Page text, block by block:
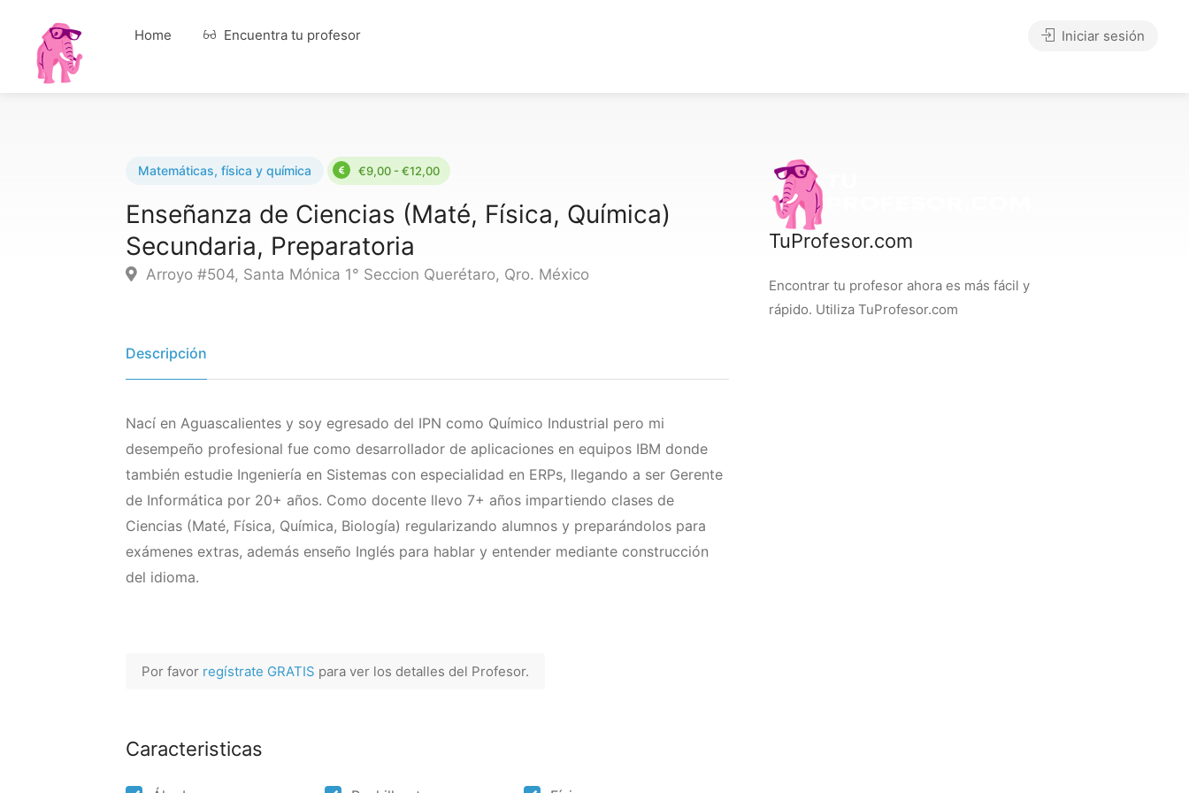
Home Encuentra tu profesor Iniciar sesión
Matemáticas, física y química €9,00 - €12,00
Enseñanza de Ciencias (Maté, Física, Química)
Secundaria, Preparatoria
Arroyo #504, Santa Mónica 1° Seccion Querétaro, Qro. México
Descripción
Nací en Aguascalientes y soy egresado del IPN como Químico Industrial pero mi
desempeño profesional fue como desarrollador de aplicaciones en equipos IBM donde
también estudie Ingeniería en Sistemas con especialidad en ERPs, llegando a ser Gerente
de Informática por 20+ años. Como docente llevo 7+ años impartiendo clases de
Ciencias (Maté, Física, Química, Biología) regularizando alumnos y preparándolos para
exámenes extras, además enseño Inglés para hablar y entender mediante construcción
del idioma.
Por favor regístrate GRATIS para ver los detalles del Profesor.
Caracteristicas
TuProfesor.com
Encontrar tu profesor ahora es más fácil y
rápido. Utiliza TuProfesor.com